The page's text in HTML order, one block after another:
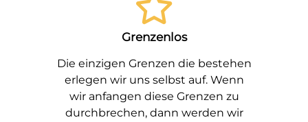
Grenzenlos
Die einzigen Grenzen die bestehen
erlegen wir uns selbst auf. Wenn
wir anfangen diese Grenzen zu
durchbrechen, dann werden wir